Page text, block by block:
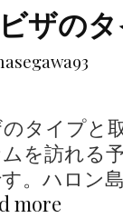
ザの
タイプと
を訪れる
。ハロン
more